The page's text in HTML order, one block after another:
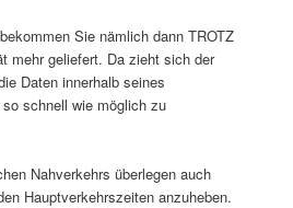
Sie nämlich dann TROTZ
mehr geliefert. Da zieht sich der
Daten innerhalb seines
schnell wie möglich zu
Nahverkehrs überlegen auch
Hauptverkehrszeiten anzuheben.